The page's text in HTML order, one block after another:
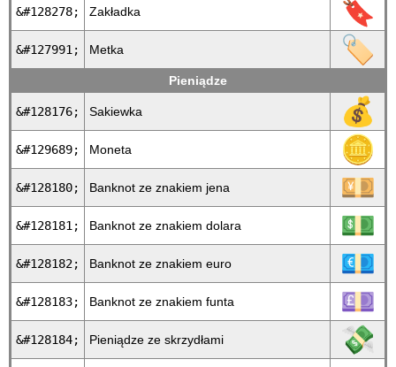
&#128278; Zakładka 🔖
&#127991; Metka 🏷
Pieniądze
&#128176; Sakiewka 💰
&#129689; Moneta 🪙
&#128180; Banknot ze znakiem jena 💴
&#128181; Banknot ze znakiem dolara 💵
&#128182; Banknot ze znakiem euro 💶
&#128183; Banknot ze znakiem funta 💷
&#128184; Pieniądze ze skrzydłami
💸